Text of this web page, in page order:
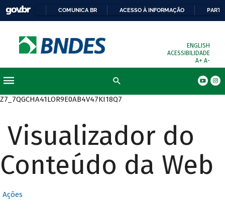
COMUNICA BR ACESSO À INFORMAÇÃO
ENGLISH
ACESSIBILIDADE
A+ A-
Z7_7QGCHA41LOR9E0AB4V47KI18Q7
Visualizador do
Conteúdo da Web
Ações